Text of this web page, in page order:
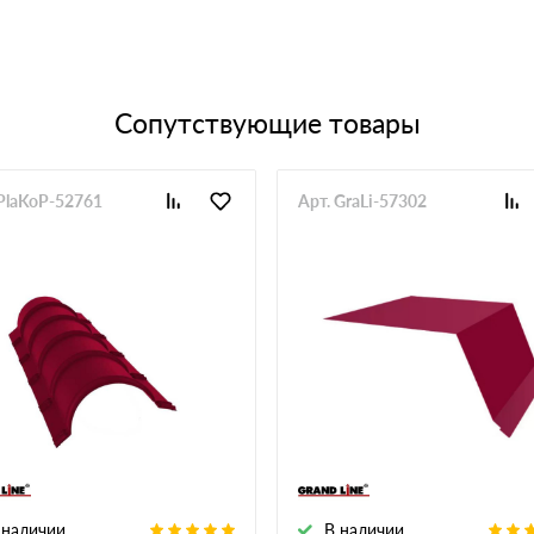
Сопутствующие товары
52761
В наличии
Арт. GraLi-57302